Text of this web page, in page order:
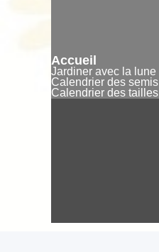
Accueil
Jardiner avec la lune
Calendrier des semis
Calendrier des tailles